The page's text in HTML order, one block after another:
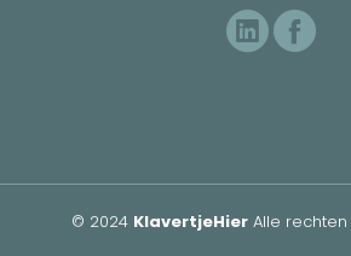
© 2024 KlavertjeHierAlle